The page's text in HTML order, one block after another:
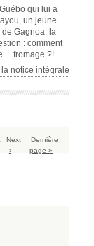
qui lui a
un jeune
Gagnoa, la
: comment
fromage ?!
la notice intégrale
Page
suivante
Next
›
Dernière
page
Dernière
page »